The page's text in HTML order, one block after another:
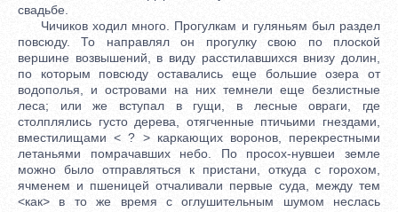
свадьбе.
Чичиков ходил много. Прогулкам и гуляньям был раздел
повсюду. То направлял он прогулку свою по плоской
вершине возвышений, в виду расстилавшихся внизу долин,
по которым повсюду оставались еще большие озера от
водополья, и островами на них темнели еще безлистные
леса; или же вступал в гущи, в лесные овраги, где
столплялись густо дерева, отягченные птичьими гнездами,
вместилищами < ? > каркающих воронов, перекрестными
летаньями помрачавших небо. По просох-нувшеи земле
можно было отправляться к пристани, откуда с горохом,
ячменем и пшеницей отчаливали первые суда, между тем
<как> в то же время с оглушительным шумом неслась